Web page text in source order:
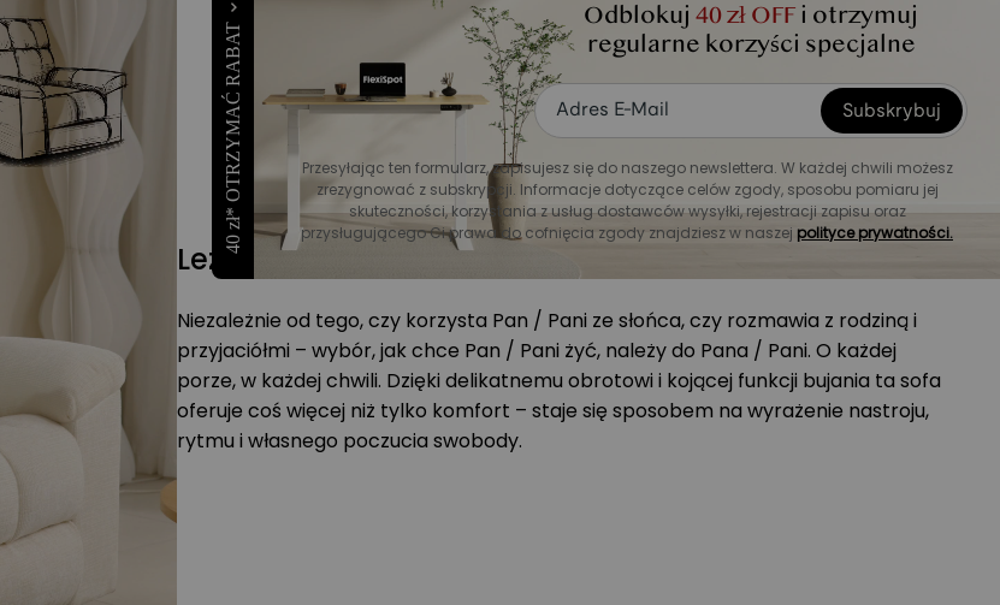
Leżanka, która porusza się wraz z Twoim nastrojem
Niezależnie od tego, czy korzysta Pan / Pani ze słońca, czy rozmawia z rodziną i
przyjaciółmi – wybór, jak chce Pan / Pani żyć, należy do Pana / Pani. O każdej
porze, w każdej chwili. Dzięki delikatnemu obrotowi i kojącej funkcji bujania ta sofa
oferuje coś więcej niż tylko komfort – staje się sposobem na wyrażenie nastroju,
rytmu i własnego poczucia swobody.
40 zł* OTRZYMAĆ RABAT
Odblokuj 40 zł OFF i otrzymuj
regularne korzyści specjalne
Subskrybuj
Przesyłając ten formularz, zapisujesz się do naszego newslettera. W każdej chwili możesz
zrezygnować z subskrypcji. Informacje dotyczące celów zgody, sposobu pomiaru jej
skuteczności, korzystania z usług dostawców wysyłki, rejestracji zapisu oraz
przysługującego Ci prawa do cofnięcia zgody znajdziesz w naszej polityce prywatności.